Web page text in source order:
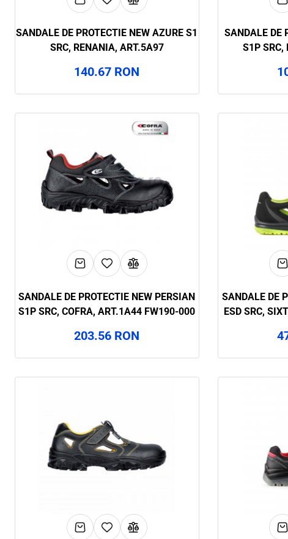
SANDALE DE PROTECTIE NEW AZURE S1
SRC, RENANIA, ART.5A97
140.67 RON
SANDALE DE
S1P SRC,
SANDALE DE PROTECTIE NEW PERSIAN
S1P SRC, COFRA, ART.1A44 FW190-000
203.56 RON
SANDALE DE
ESD SRC,